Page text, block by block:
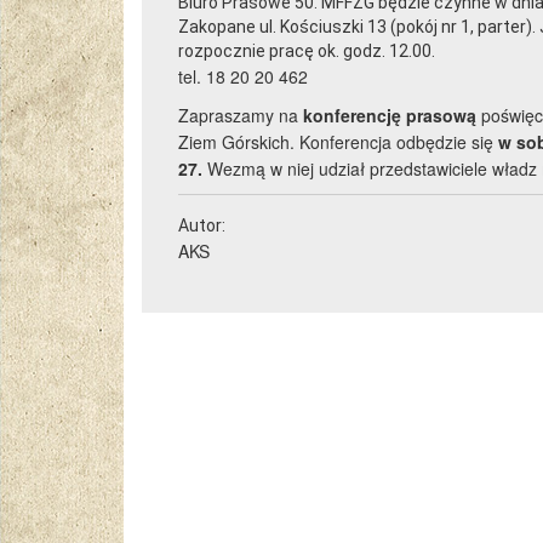
Zakopane ul. Kościuszki 13 (pokój nr 1,
rozpocznie pracę ok. godz. 12.00.
tel. 18 20 20 462
Zapraszamy na konferencję prasową
Ziem Górskich. Konferencja odbędzie się w
27. Wezmą w niej udział przedstawiciele
Autor:
AKS